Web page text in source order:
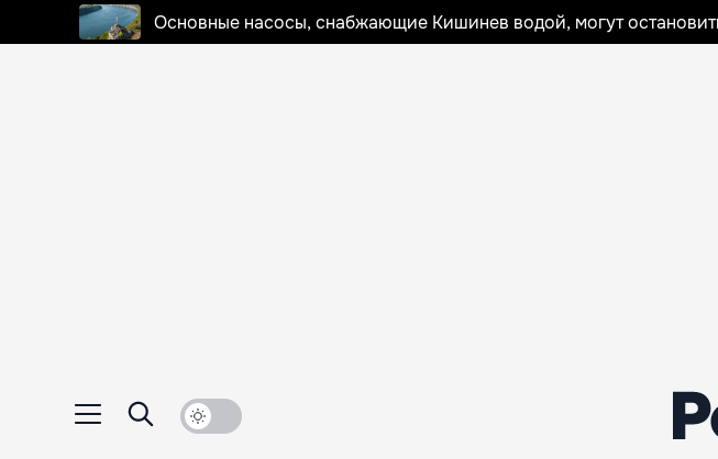
Основные насосы, снабжающие Кишинев водой, могут